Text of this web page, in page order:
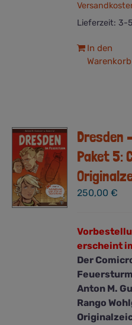
Lieferzeit: 3-
In den
Warenkorb
Dresden
Paket 5:
250,00€
erscheint
Der
Anton M.
Rango